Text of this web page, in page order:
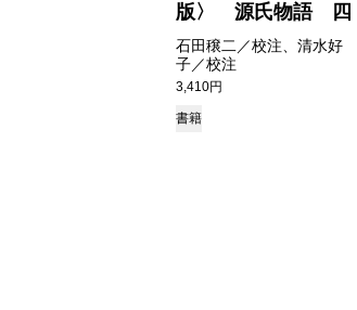
版〉 源氏物語 四
石田穣二／校注、清水好
子／校注
3,410円
書籍